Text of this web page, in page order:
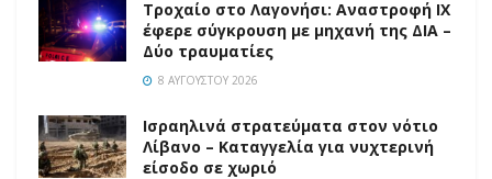
Τροχαίο στο Λαγονήσι: Αναστροφή ΙΧ
έφερε σύγκρουση με μηχανή της ΔΙΑ –
Δύο τραυματίες
8 ΑΥΓΟΎΣΤΟΥ 2026
Ισραηλινά στρατεύματα στον νότιο
Λίβανο – Καταγγελία για νυχτερινή
είσοδο σε χωριό